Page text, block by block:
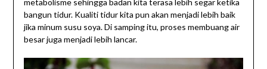
metabolisme sehingga badan kita terasa lebih segar ketika
bangun tidur. Kualiti tidur kita pun akan menjadi lebih baik
jika minum susu soya. Di samping itu, proses membuang air
besar juga menjadi lebih lancar.